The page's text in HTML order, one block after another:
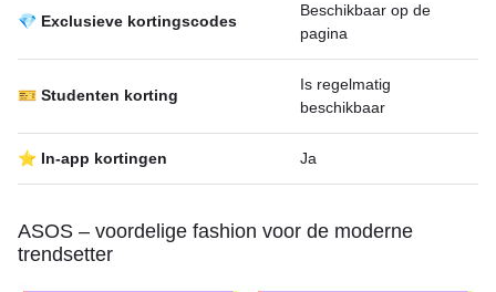
💎 Exclusieve kortingscodes
Beschikbaar op de
pagina
🎫 Studenten korting
Is regelmatig
beschikbaar
⭐ In-app kortingen Ja
ASOS – voordelige fashion voor de moderne
trendsetter